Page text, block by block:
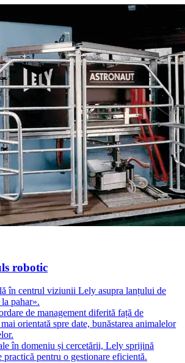
robotic
în centrul viziunii Lely asupra lanțului de
pahar».
de management diferită față de
orientată spre date, bunăstarea animalelor
în domeniu și cercetării, Lely sprijină
pentru o gestionare eficientă.